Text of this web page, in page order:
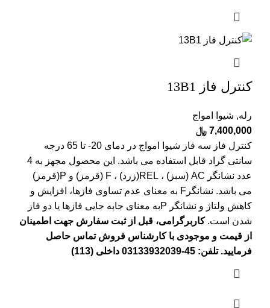
کنترل فاز 13B1
رله, شیوا امواج
7,400,000 ﷼
کنترل فاز سه فاز شیوا امواج در دمای 20- تا 65 درجه
سانتی گراد قابل استفاده می باشد. این محصول مجهز به 4
عدد نشانگر AC (سبز) ، REL(زرد) ، F (قرمز) و P(قرمز)
می باشد. نشانگرF به معنای عدم تساوی فازها، افزایش و
کاهش ولتاژ و نشانگر Pبه معنای جابه جایی فازها یا دو فاز
شدن است.کاربرگرامی، قبل از ثبت سفارش جهت اطمینان
از قیمت و موجودی با کارشناس فروش تماس حاصل
فرمایید. تلفن: 45-03133932039 داخلی (113)